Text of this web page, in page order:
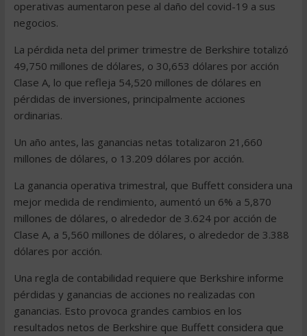
operativas aumentaron pese al daño del covid-19 a sus
negocios.
La pérdida neta del primer trimestre de Berkshire totalizó
49,750 millones de dólares, o 30,653 dólares por acción
Clase A, lo que refleja 54,520 millones de dólares en
pérdidas de inversiones, principalmente acciones
ordinarias.
Un año antes, las ganancias netas totalizaron 21,660
millones de dólares, o 13.209 dólares por acción.
La ganancia operativa trimestral, que Buffett considera una
mejor medida de rendimiento, aumentó un 6% a 5,870
millones de dólares, o alrededor de 3.624 por acción de
Clase A, a 5,560 millones de dólares, o alrededor de 3.388
dólares por acción.
Una regla de contabilidad requiere que Berkshire informe
pérdidas y ganancias de acciones no realizadas con
ganancias. Esto provoca grandes cambios en los
resultados netos de Berkshire que Buffett considera que